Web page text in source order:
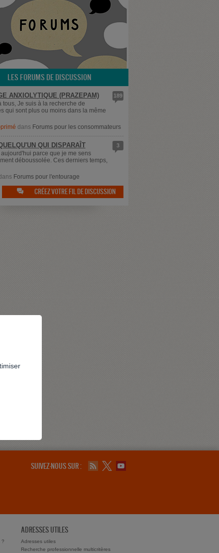
LES FORUMS DE DISCUSSION
189
ANXIOLYTIQUE (PRAZEPAM)
tous, Je suis à la recherche de
qui sont plus ou moins dans la même
dans Forums pour les consommateurs
3
QUI DISPARAÎT
parce que je me sens
déboussolée. Ces derniers temps,
Forums pour l'entourage
 CRÉEZ VOTRE FIL DE DISCUSSION
SUIVEZ-NOUS SUR :
?
ADRESSES UTILES
Adresses utiles
Recherche professionnelle multicritères